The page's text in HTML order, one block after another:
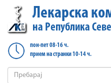
Лекарска
на Република
пон-пет 08-16 ч.
прием на странки 10-14 ч.